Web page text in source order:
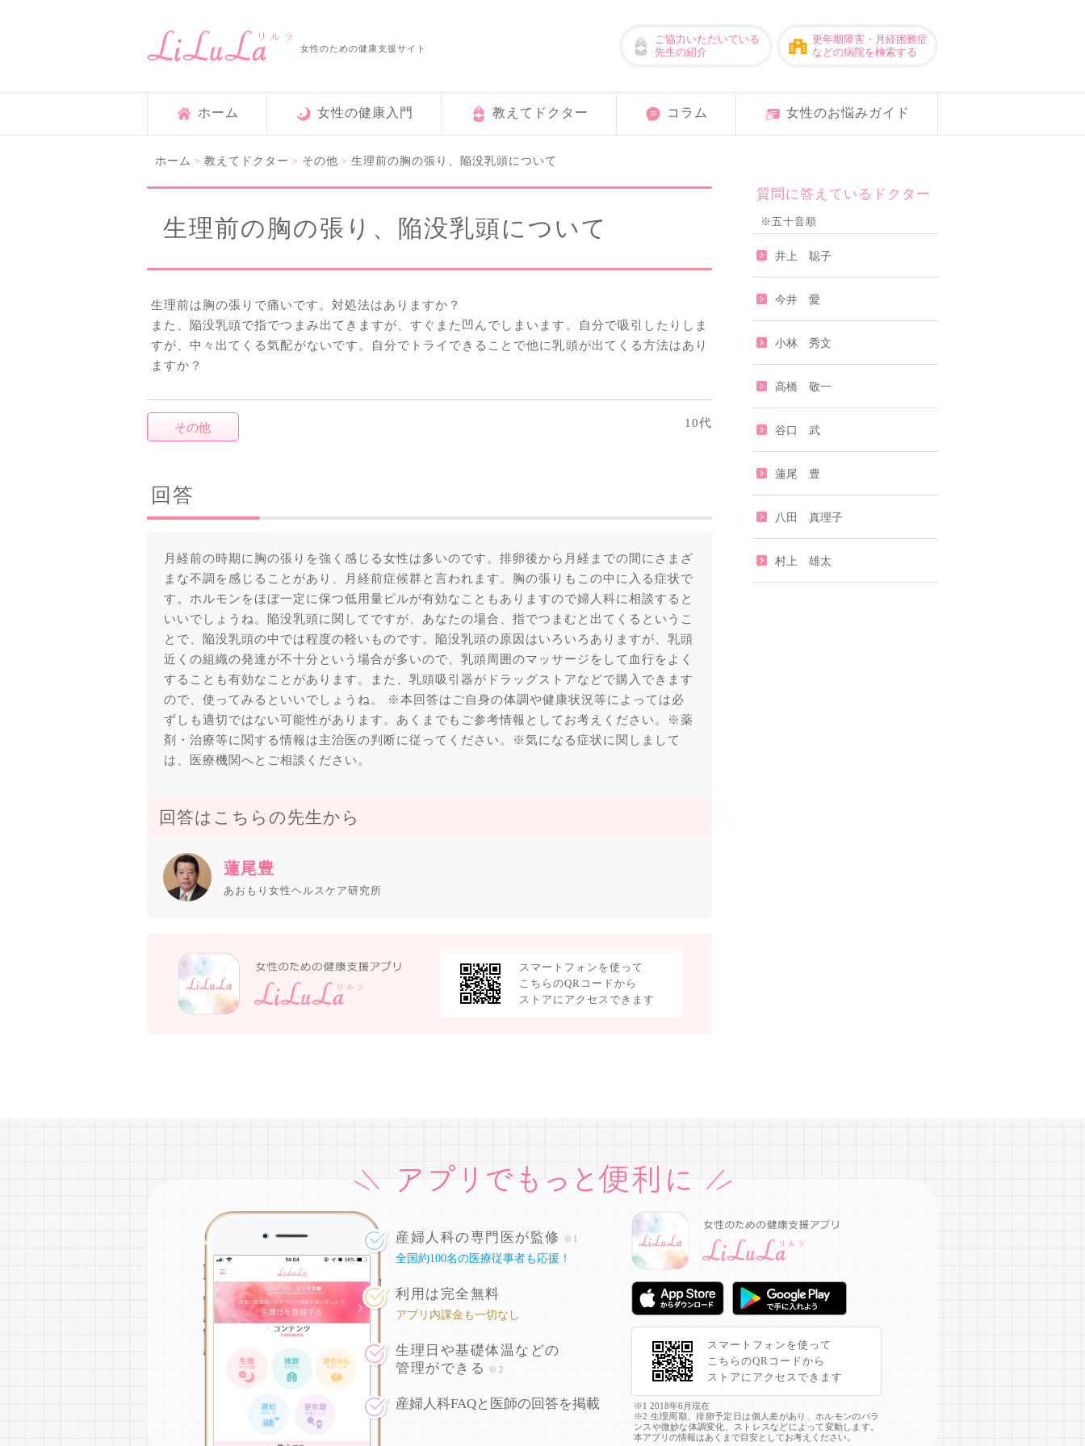
女性のための健康支援サイト
ご協力いただいている
先生の紹介
更年期障害・月経困難症
などの病院を検索する
ホーム 女性の健康入門 教えてドクター コラム 女性のお悩みガイド
ホーム > 教えてドクター > その他 > 生理前の胸の張り、陥没乳頭について
生理前の胸の張り、陥没乳頭について
生理前は胸の張りで痛いです。対処法はありますか？
また、陥没乳頭で指でつまみ出てきますが、すぐまた凹んでしまいます。自分で吸引したりしま
すが、中々出てくる気配がないです。自分でトライできることで他に乳頭が出てくる方法はあり
ますか？
その他 10代
回答
月経前の時期に胸の張りを強く感じる女性は多いのです。排卵後から月経までの間にさまざ
まな不調を感じることがあり、月経前症候群と言われます。胸の張りもこの中に入る症状で
す。ホルモンをほぼ一定に保つ低用量ピルが有効なこともありますので婦人科に相談すると
いいでしょうね。陥没乳頭に関してですが、あなたの場合、指でつまむと出てくるというこ
とで、陥没乳頭の中では程度の軽いものです。陥没乳頭の原因はいろいろありますが、乳頭
近くの組織の発達が不十分という場合が多いので、乳頭周囲のマッサージをして血行をよく
することも有効なことがあります。また、乳頭吸引器がドラッグストアなどで購入できます
ので、使ってみるといいでしょうね。 ※本回答はご自身の体調や健康状況等によっては必
ずしも適切ではない可能性があります。あくまでもご参考情報としてお考えください。※薬
剤・治療等に関する情報は主治医の判断に従ってください。※気になる症状に関しまして
は、医療機関へとご相談ください。
回答はこちらの先生から
蓮尾豊
あおもり女性ヘルスケア研究所
スマートフォンを使って
こちらのQRコードから
ストアにアクセスできます
質問に答えているドクター
※五十音順
井上 聡子
今井 愛
小林 秀文
高橋 敬一
谷口 武
蓮尾 豊
八田 真理子
村上 雄太
産婦人科の専門医が監修 ※1
全国約100名の医療従事者も応援！
利用は完全無料
アプリ内課金も一切なし
生理日や基礎体温などの
管理ができる
※2
産婦人科FAQと医師の回答を掲載
スマートフォンを使って
こちらのQRコードから
ストアにアクセスできます
※1 2018年6月現在
※2 生理周期、排卵予定日は個人差があり、ホルモンのバラ
ンスや微妙な体調変化、ストレスなどによって変動します。
本アプリの情報はあくまで目安としてお考えください。